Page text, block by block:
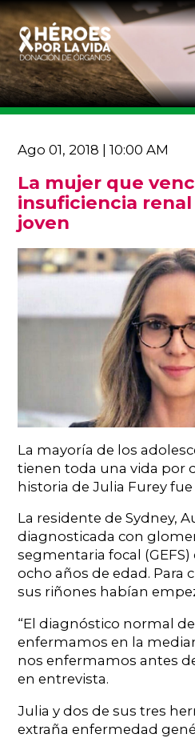
Ago 01, 2018 | 10:00 AM
La mujer que
insuficiencia
joven
La mayoría de los
tienen toda una vida por
historia de Julia Furey
La residente de Sydney,
diagnosticada con
segmentaria focal
ocho años de edad. Para
sus riñones habían
“El diagnóstico normal de
enfermamos en la
nos enfermamos antes
en entrevista.
Julia y dos de sus tres
extraña enfermedad